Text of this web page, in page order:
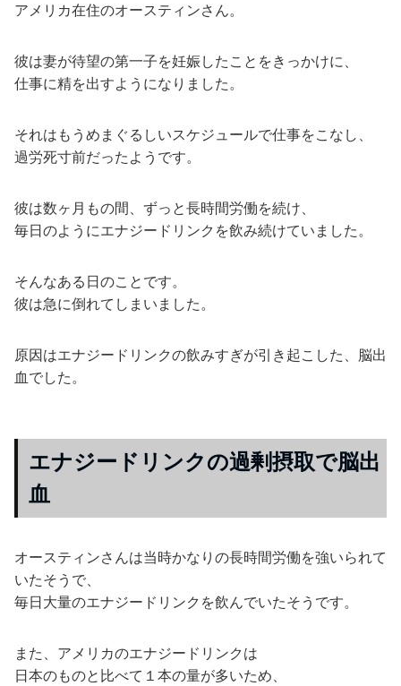
アメリカ在住のオースティンさん。
彼は妻が待望の第一子を妊娠したことをきっかけに、
仕事に精を出すようになりました。
それはもうめまぐるしいスケジュールで仕事をこなし、
過労死寸前だったようです。
彼は数ヶ月もの間、ずっと長時間労働を続け、
毎日のようにエナジードリンクを飲み続けていました。
そんなある日のことです。
彼は急に倒れてしまいました。
原因はエナジードリンクの飲みすぎが引き起こした、脳出
血でした。
エナジードリンクの過剰摂取で脳出
血
オースティンさんは当時かなりの長時間労働を強いられて
いたそうで、
毎日大量のエナジードリンクを飲んでいたそうです。
また、アメリカのエナジードリンクは
日本のものと比べて１本の量が多いため、